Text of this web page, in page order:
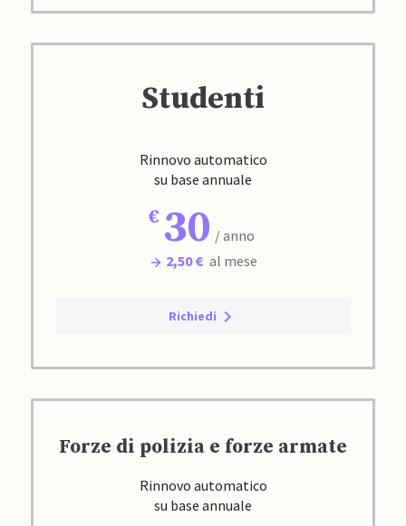
Studenti
Rinnovo automatico
su base annuale
30 / anno
2,50 € al mese
Richiedi
Forze di polizia e forze armate
Rinnovo automatico
su base annuale